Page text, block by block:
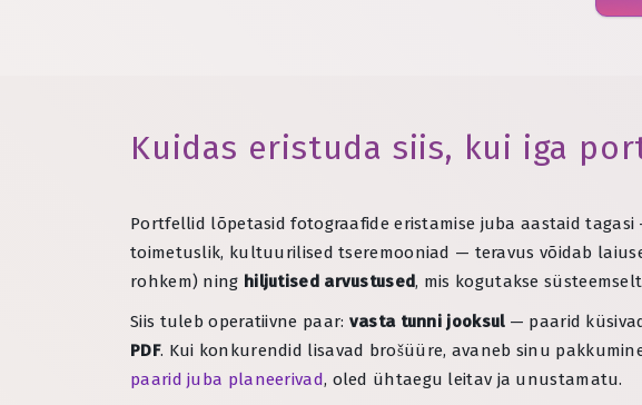
Kuidas eristuda siis, kui iga
Portfellid lõpetasid fotograafide eristamise juba aastaid tagasi
toimetuslik, kultuurilised tseremooniad — teravus võidab
rohkem) ning hiljutised arvustused, mis kogutakse
Siis tuleb operatiivne paar: vasta tunni jooksul— paarid
PDF. Kui konkurendid lisavad brošüüre, avaneb sinu
paarid juba planeerivad, oled ühtaegu leitav ja unustamatu.